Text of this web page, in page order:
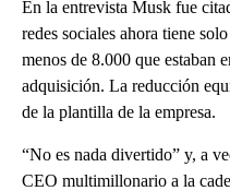
En la entrevista Musk fue
redes sociales ahora tiene
menos de 8.000 que estaban
adquisición. La reducción
de la plantilla de la empresa.
“No es nada divertido” y, a
CEO multimillonario a la